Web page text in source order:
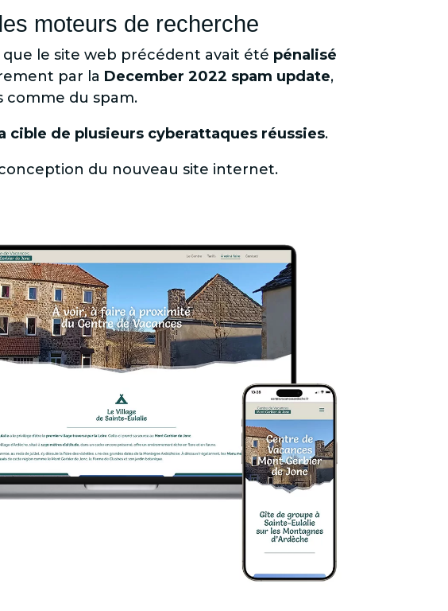
moteurs de recherche
le site web précédent avait été pénalisé
par la December 2022 spam update,
du spam.
cible de plusieurs cyberattaques réussies.
du nouveau site internet.